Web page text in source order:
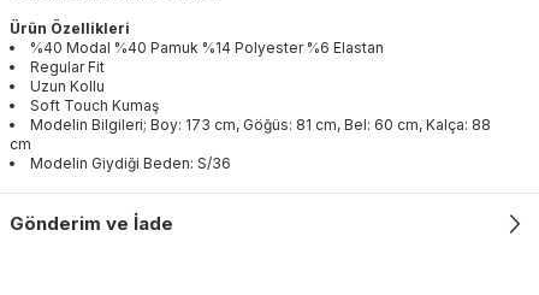
Ürün Özellikleri
%40 Modal %40 Pamuk %14 Polyester %6 Elastan
Regular Fit
Uzun Kollu
Soft Touch Kumaş
Modelin Bilgileri; Boy: 173 cm, Göğüs: 81 cm, Bel: 60 cm, Kalça: 88
cm
Modelin Giydiği Beden: S/36
Gönderim ve İade